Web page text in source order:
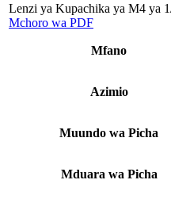
Lenzi ya Kupachika ya M4 ya
Mchoro wa PDF
Mfano
Azimio
Muundo wa Picha
Mduara wa Picha